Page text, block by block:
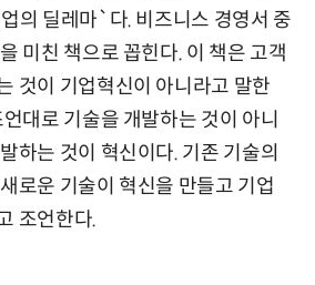
의 딜레마`다. 비즈니스 경영서 중
미친 책으로 꼽힌다. 이 책은 고객
것이 기업혁신이 아니라고 말한
대로 기술을 개발하는 것이 아니
하는 것이 혁신이다. 기존 기술의
로운 기술이 혁신을 만들고 기업
조언한다.